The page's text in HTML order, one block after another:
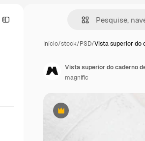
Início/stock/PSD/Vista superior do
Premium
Vista superior do caderno
magnific